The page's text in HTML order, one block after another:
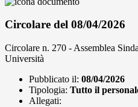
Circolare del 08/04/2026
Circolare n. 270 - Assemblea
Università
Pubblicato il: 08/04/2026
Tipologia: Tutto il
Allegati: